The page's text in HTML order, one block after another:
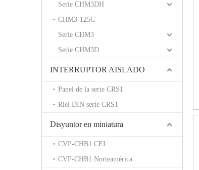
Serie CHM3DH
CHM3-125C
Serie CHM3
Serie CHM3D
INTERRUPTOR AISLADO
Panel de la serie CRS1
Riel DIN serie CRS1
Disyuntor en miniatura
CVP-CHB1 CEI
CVP-CHB1 Norteamérica